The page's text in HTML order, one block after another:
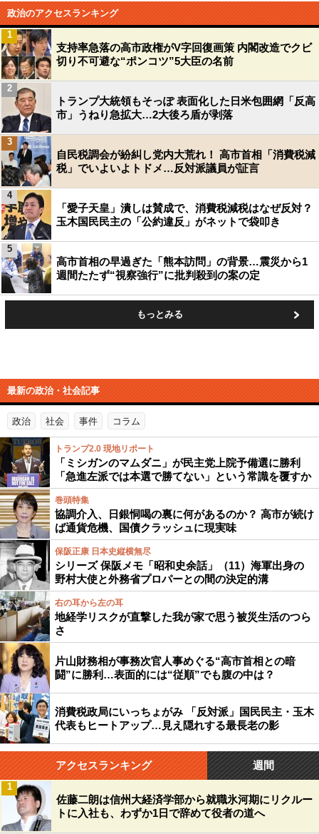
政治のアクセスランキング
支持率急落の高市政権がV字回復画策 内閣改造でクビ
切り不可避な“ポンコツ”5大臣の名前
1
トランプ大統領もそっぽ 表面化した日米包囲網「反高
市」うねり急拡大…2大後ろ盾が剥落
2
自民税調会が紛糾し党内大荒れ！ 高市首相「消費税減
税」でいよいよトドメ…反対派議員が証言
3
「愛子天皇」潰しは賛成で、消費税減税はなぜ反対？
玉木国民民主の「公約違反」がネットで袋叩き
4
高市首相の早過ぎた「熊本訪問」の背景…震災から1
週間たたず“視察強行”に批判殺到の案の定
5
もっとみる
最新の政治・社会記事
政治 社会 事件 コラム
トランプ2.0 現地リポート
「ミシガンのマムダニ」が民主党上院予備選に勝利
「急進左派では本選で勝てない」という常識を覆すか
巻頭特集
協調介入、日銀恫喝の裏に何があるのか？ 高市が続け
ば通貨危機、国債クラッシュに現実味
保阪正康 日本史縦横無尽
シリーズ 保阪メモ「昭和史余話」（11）海軍出身の
野村大使と外務省プロパーとの間の決定的溝
右の耳から左の耳
地経学リスクが直撃した我が家で思う被災生活のつら
さ
片山財務相が事務次官人事めぐる“高市首相との暗
闘”に勝利…表面的には“従順”でも腹の中は？
消費税政局にいっちょがみ 「反対派」国民民主・玉木
代表もヒートアップ…見え隠れする最長老の影
アクセスランキング 週間
佐藤二朗は信州大経済学部から就職氷河期にリクルー
トに入社も、わずか1日で辞めて役者の道へ
1